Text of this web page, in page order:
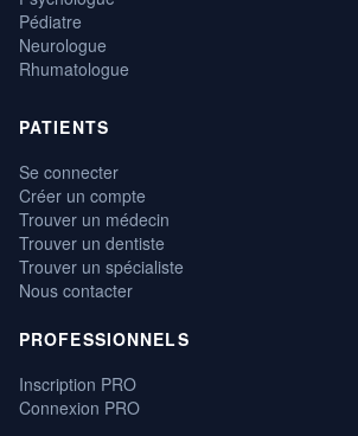
Pédiatre
Neurologue
Rhumatologue
PATIENTS
Se connecter
Créer un compte
Trouver un médecin
Trouver un dentiste
Trouver un spécialiste
Nous contacter
PROFESSIONNELS
Inscription PRO
Connexion PRO